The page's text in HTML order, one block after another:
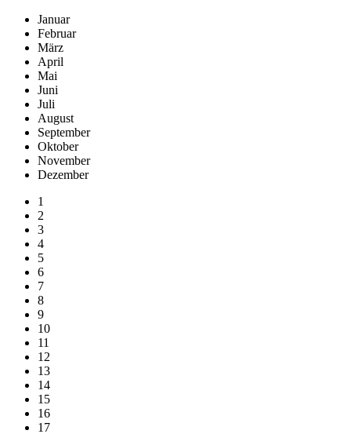
Januar
Februar
März
April
Mai
Juni
Juli
August
September
Oktober
November
Dezember
1
2
3
4
5
6
7
8
9
10
11
12
13
14
15
16
17